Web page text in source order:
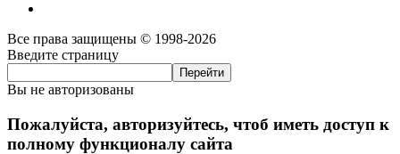
Все права защищены © 1998-2026
Введите страницу
Вы не авторизованы
Пожалуйста, авторизуйтесь, чтоб иметь доступ к
полному функционалу сайта